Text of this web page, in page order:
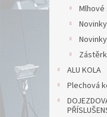
ALU KOLA
Plechová